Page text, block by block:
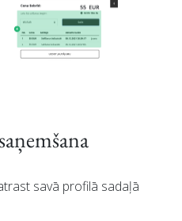
savā profilā sadaļā